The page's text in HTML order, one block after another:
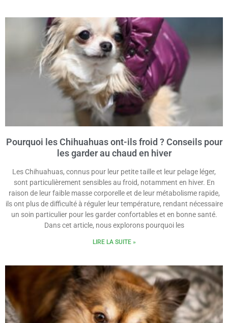
Pourquoi les Chihuahuas ont-ils froid ? Conseils pour
les garder au chaud en hiver
Les Chihuahuas, connus pour leur petite taille et leur pelage léger,
sont particulièrement sensibles au froid, notamment en hiver. En
raison de leur faible masse corporelle et de leur métabolisme rapide,
ils ont plus de difficulté à réguler leur température, rendant nécessaire
un soin particulier pour les garder confortables et en bonne santé.
Dans cet article, nous explorons pourquoi les
LIRE LA SUITE »